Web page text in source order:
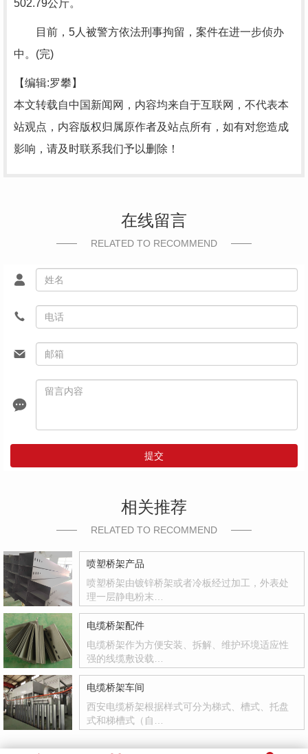
502.79公斤。
目前，5人被警方依法刑事拘留，案件在进一步侦办
中。(完)
【编辑:罗攀】
本文转载自中国新闻网，内容均来自于互联网，不代表本
站观点，内容版权归属原作者及站点所有，如有对您造成
影响，请及时联系我们予以删除！
在线留言
RELATED TO RECOMMEND
提交
相关推荐
RELATED TO RECOMMEND
喷塑桥架产品
喷塑桥架由镀锌桥架或者冷板经过加工，外表处
理一层静电粉末…
电缆桥架配件
电缆桥架作为方便安装、拆解、维护环境适应性
强的线缆敷设载…
电缆桥架车间
西安电缆桥架根据样式可分为梯式、槽式、托盘
式和梯槽式（自…